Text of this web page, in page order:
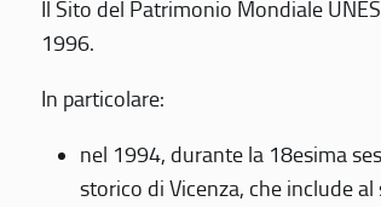
Il Sito del Patrimonio Mondiale
1996.
In particolare:
nel 1994, durante la 18esima
storico di Vicenza, che include